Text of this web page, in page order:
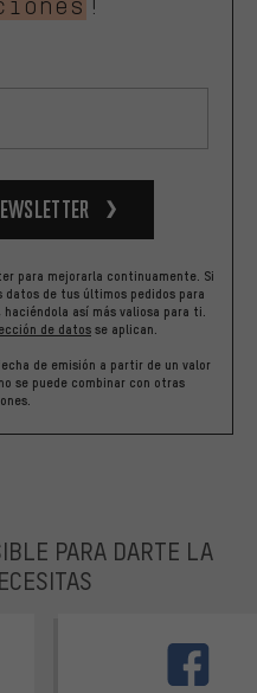
para mejorarla continuamente. Si
de tus últimos pedidos para
así más valiosa para ti.
de datos se aplican.
de emisión a partir de un valor
se puede combinar con otras
PARA DARTE LA